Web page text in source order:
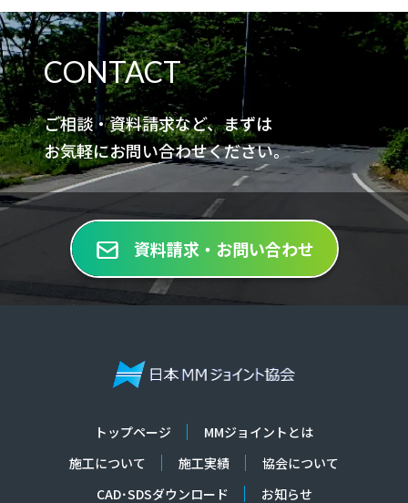
CONTACT
ご相談・資料請求など、まずは
お気軽にお問い合わせください。
資料請求・お問い合わせ
トップページ
MMジョイントとは
施工について
施工実績
協会について
CAD･SDSダウンロード
お知らせ